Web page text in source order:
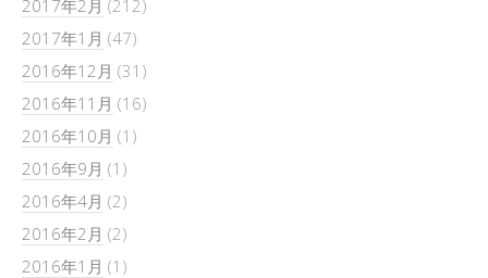
2017年2月 (212)
2017年1月 (47)
2016年12月 (31)
2016年11月 (16)
2016年10月 (1)
2016年9月 (1)
2016年4月 (2)
2016年2月 (2)
2016年1月 (1)